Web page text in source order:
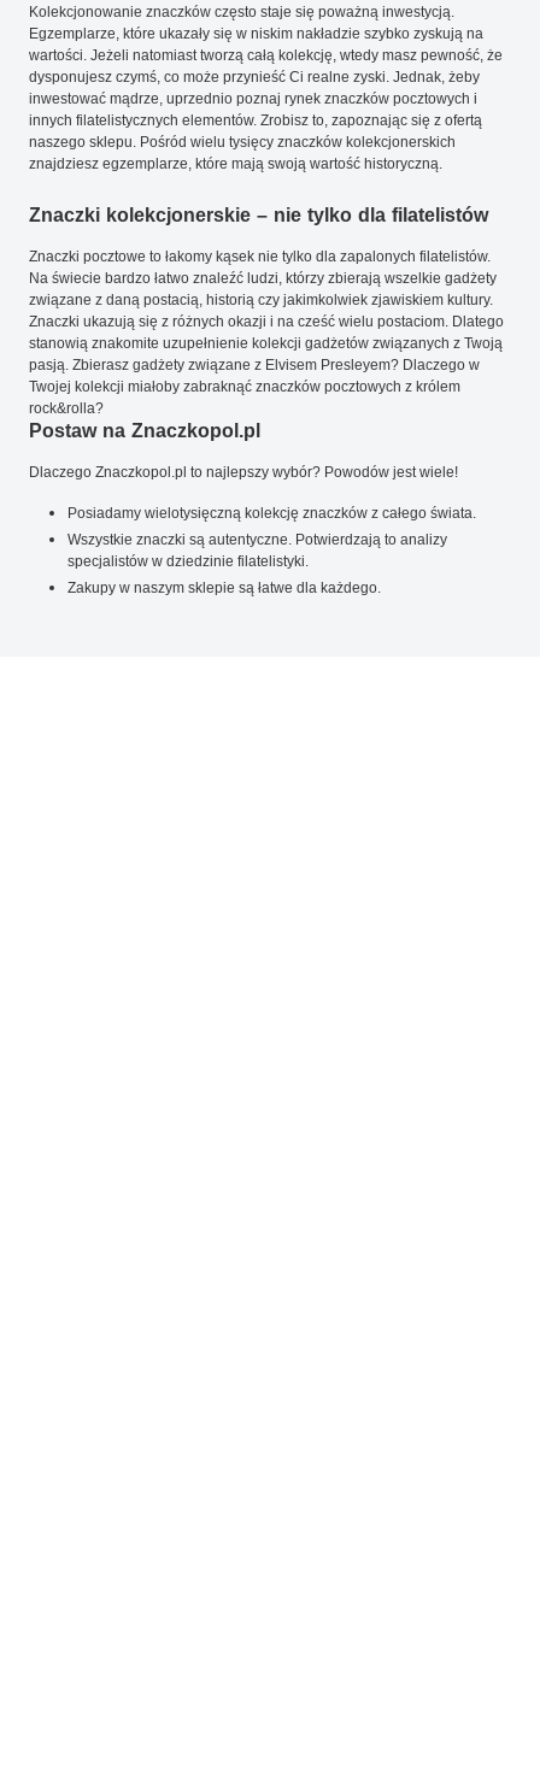
Kolekcjonowanie znaczków często staje się poważną inwestycją.
Egzemplarze, które ukazały się w niskim nakładzie szybko zyskują na
wartości. Jeżeli natomiast tworzą całą kolekcję, wtedy masz pewność, że
dysponujesz czymś, co może przynieść Ci realne zyski. Jednak, żeby
inwestować mądrze, uprzednio poznaj rynek znaczków pocztowych i
innych filatelistycznych elementów. Zrobisz to, zapoznając się z ofertą
naszego sklepu. Pośród wielu tysięcy znaczków kolekcjonerskich
znajdziesz egzemplarze, które mają swoją wartość historyczną.
Znaczki kolekcjonerskie – nie tylko dla filatelistów
Znaczki pocztowe to łakomy kąsek nie tylko dla zapalonych filatelistów.
Na świecie bardzo łatwo znaleźć ludzi, którzy zbierają wszelkie gadżety
związane z daną postacią, historią czy jakimkolwiek zjawiskiem kultury.
Znaczki ukazują się z różnych okazji i na cześć wielu postaciom. Dlatego
stanowią znakomite uzupełnienie kolekcji gadżetów związanych z Twoją
pasją. Zbierasz gadżety związane z Elvisem Presleyem? Dlaczego w
Twojej kolekcji miałoby zabraknąć znaczków pocztowych z królem
rock&rolla?
Postaw na Znaczkopol.pl
Dlaczego Znaczkopol.pl to najlepszy wybór? Powodów jest wiele!
Posiadamy wielotysięczną kolekcję znaczków z całego świata.
Wszystkie znaczki są autentyczne. Potwierdzają to analizy
specjalistów w dziedzinie filatelistyki.
Zakupy w naszym sklepie są łatwe dla każdego.